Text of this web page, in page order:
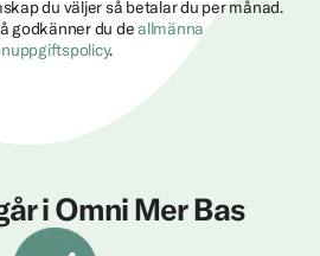
du väljer så betalar du per månad.
godkänner du deallmänna
.
i Omni Mer Bas